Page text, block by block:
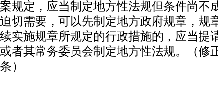
案规定，应当制定地方性法规但条件尚不
迫切需要，可以先制定地方政府规章，规
续实施规章所规定的行政措施的，应当提
或者其常务委员会制定地方性法规。（修
条）